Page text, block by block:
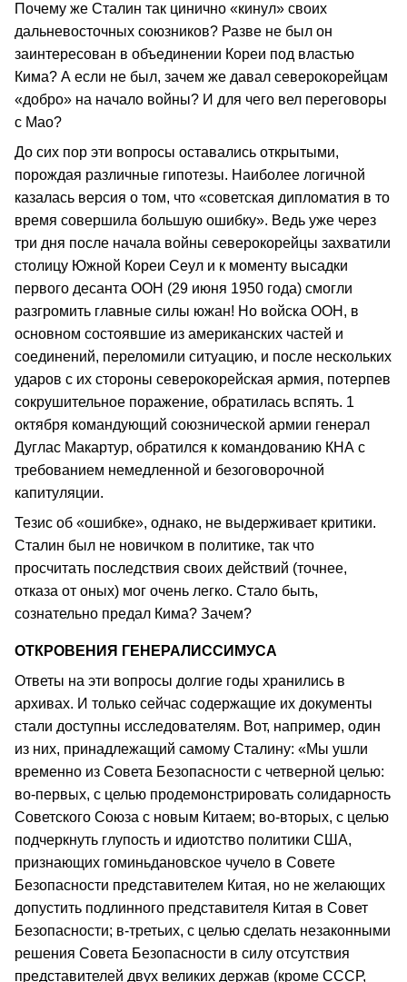
Почему же Сталин так цинично «кинул» своих
дальневосточных союзников? Разве не был он
заинтересован в объединении Кореи под властью
Кима? А если не был, зачем же давал северокорейцам
«добро» на начало войны? И для чего вел переговоры
с Мао?
До сих пор эти вопросы оставались открытыми,
порождая различные гипотезы. Наиболее логичной
казалась версия о том, что «советская дипломатия в то
время совершила большую ошибку». Ведь уже через
три дня после начала войны северокорейцы захватили
столицу Южной Кореи Сеул и к моменту высадки
первого десанта ООН (29 июня 1950 года) смогли
разгромить главные силы южан! Но войска ООН, в
основном состоявшие из американских частей и
соединений, переломили ситуацию, и после нескольких
ударов с их стороны северокорейская армия, потерпев
сокрушительное поражение, обратилась вспять. 1
октября командующий союзнической армии генерал
Дуглас Макартур, обратился к командованию КНА с
требованием немедленной и безоговорочной
капитуляции.
Тезис об «ошибке», однако, не выдерживает критики.
Сталин был не новичком в политике, так что
просчитать последствия своих действий (точнее,
отказа от оных) мог очень легко. Стало быть,
сознательно предал Кима? Зачем?
ОТКРОВЕНИЯ ГЕНЕРАЛИССИМУСА
Ответы на эти вопросы долгие годы хранились в
архивах. И только сейчас содержащие их документы
стали доступны исследователям. Вот, например, один
из них, принадлежащий самому Сталину: «Мы ушли
временно из Совета Безопасности с четверной целью:
во-первых, с целью продемонстрировать солидарность
Советского Союза с новым Китаем; во-вторых, с целью
подчеркнуть глупость и идиотство политики США,
признающих гоминьдановское чучело в Совете
Безопасности представителем Китая, но не желающих
допустить подлинного представителя Китая в Совет
Безопасности; в-третьих, с целью сделать незаконными
решения Совета Безопасности в силу отсутствия
представителей двух великих держав (кроме СССР,